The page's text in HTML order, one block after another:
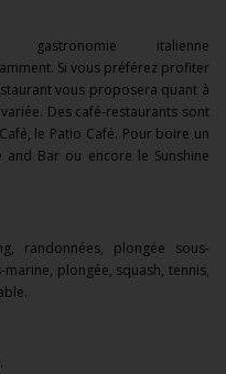
italienne
Si vous préférez profiter
vous proposera quant à
Des café-restaurants sont
le Patio Café. Pour boire un
and Bar ou encore le Sunshine
randonnées, plongée sous-
plongée, squash, tennis,